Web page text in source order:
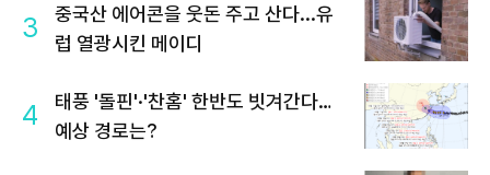
3
중국산 에어콘을 웃돈 주고 산다...유
럽 열광시킨 메이디
4
태풍 '돌핀'·'찬홈' 한반도 빗겨간다…
예상 경로는?